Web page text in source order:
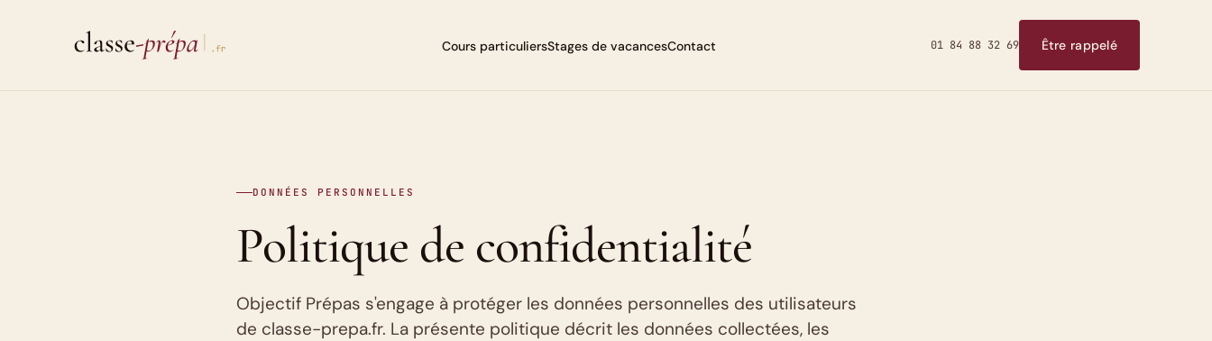
Cours particuliersStages de vacancesContact 01 84 88 32 69 Être rappelé
DONNÉES PERSONNELLES
Politique de confidentialité
Objectif Prépas s'engage à protéger les données personnelles des utilisateurs
de classe-prepa.fr. La présente politique décrit les données collectées, les